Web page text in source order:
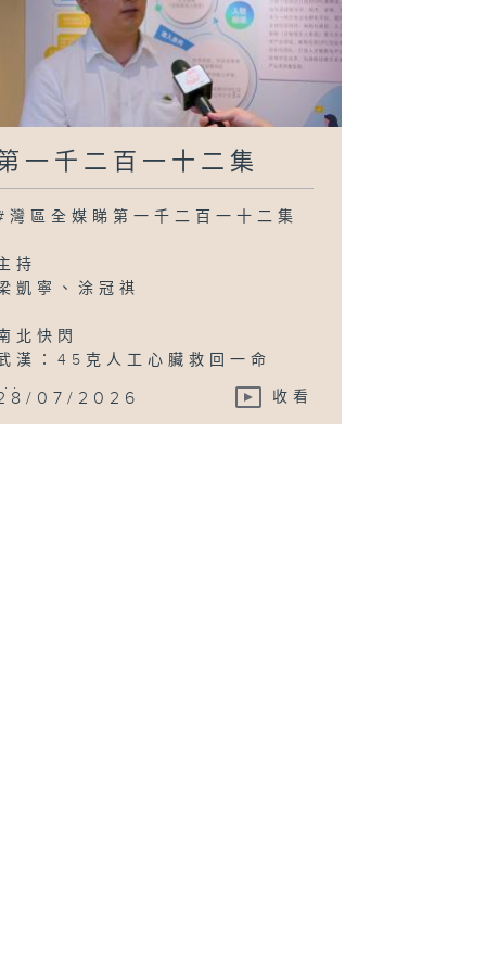
一千二百一十二集
灣區全媒睇第一千二百一十二集
持
凱寧、涂冠祺
北快閃
漢：45克人工心臟救回一命
07/2026 收看